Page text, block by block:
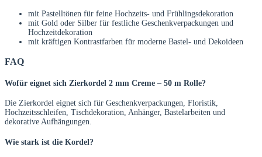
mit Pastelltönen für feine Hochzeits- und Frühlingsdekoration
mit Gold oder Silber für festliche Geschenkverpackungen und
Hochzeitdekoration
mit kräftigen Kontrastfarben für moderne Bastel- und Dekoideen
FAQ
Wofür eignet sich Zierkordel 2 mm Creme – 50 m Rolle?
Die Zierkordel eignet sich für Geschenkverpackungen, Floristik,
Hochzeitsschleifen, Tischdekoration, Anhänger, Bastelarbeiten und
dekorative Aufhängungen.
Wie stark ist die Kordel?